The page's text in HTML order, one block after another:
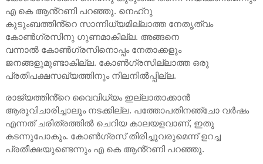
എ കെ ആൻ്റണി പറഞ്ഞു. നെഹ്റു
കുടുംബത്തിൻ്റെ സാന്നിധ്യമില്ലാത്ത നേതൃത്വം
കോൺഗ്രസിനു ഗുണമാകില്ല. അങ്ങനെ
വന്നാൽ കോൺഗ്രസിനൊപ്പം നേതാക്കളും
ജനങ്ങളുമുണ്ടാകില്ല. കോൺഗ്രസില്ലാത്ത ഒരു
പ്രതിപക്ഷസഖ്യത്തിനും നിലനിൽപ്പില്ല.
രാജ്യത്തിൻ്റെ വൈവിധ്യം ഇല്ലാതാക്കാൻ
ആരുവിചാരിച്ചാലും നടക്കില്ല. പത്തോപതിനഞ്ചോ വർഷം
എന്നത് ചരിത്രത്തിൽ ചെറിയ കാലയളവാണ്, ഇതു
കടന്നുപോകും. കോൺഗ്രസ് തിരിച്ചുവരുമെന്ന് ഉറച്ച
പ്രതീക്ഷയുണ്ടെന്നും എ കെ ആൻ്റണി പറഞ്ഞു.